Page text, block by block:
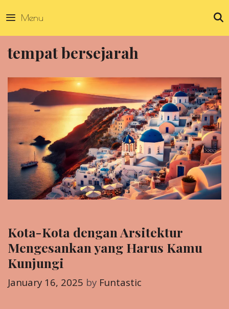
to
content
Menu
tempat bersejarah
Kota-Kota dengan Arsitektur
Mengesankan yang Harus Kamu
Kunjungi
January 16, 2025 by Funtastic